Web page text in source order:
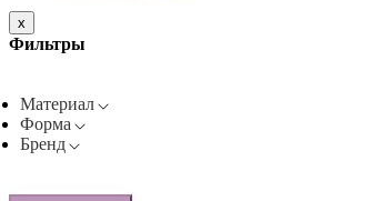
x
Фильтры
Материал
Форма
Бренд